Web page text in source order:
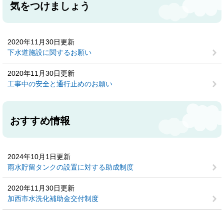
気をつけましょう
2020年11月30日更新
下水道施設に関するお願い
2020年11月30日更新
工事中の安全と通行止めのお願い
おすすめ情報
2024年10月1日更新
雨水貯留タンクの設置に対する助成制度
2020年11月30日更新
加西市水洗化補助金交付制度